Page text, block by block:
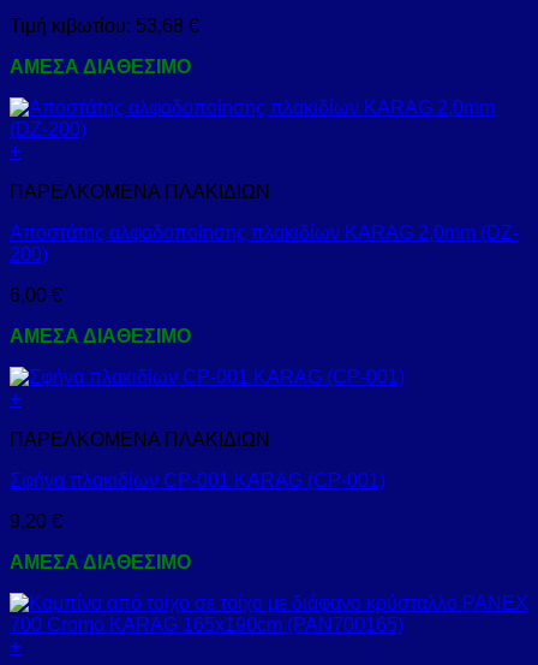
Τιμή κιβωτίου: 53,68 €
ΑΜΕΣΑ ΔΙΑΘΕΣΙΜΟ
+
ΠΑΡΕΛΚΟΜΕΝΑ ΠΛΑΚΙΔΙΩΝ
Αποστάτης αλφαδοποίησης πλακιδίων KARAG 2,0mm (DZ-
200)
6,00 €
ΑΜΕΣΑ ΔΙΑΘΕΣΙΜΟ
+
ΠΑΡΕΛΚΟΜΕΝΑ ΠΛΑΚΙΔΙΩΝ
Σφήνα πλακιδίων CP-001 KARAG (CP-001)
9,20 €
ΑΜΕΣΑ ΔΙΑΘΕΣΙΜΟ
+